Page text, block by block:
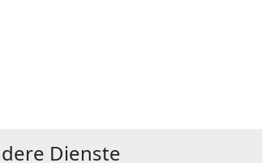
Dienste